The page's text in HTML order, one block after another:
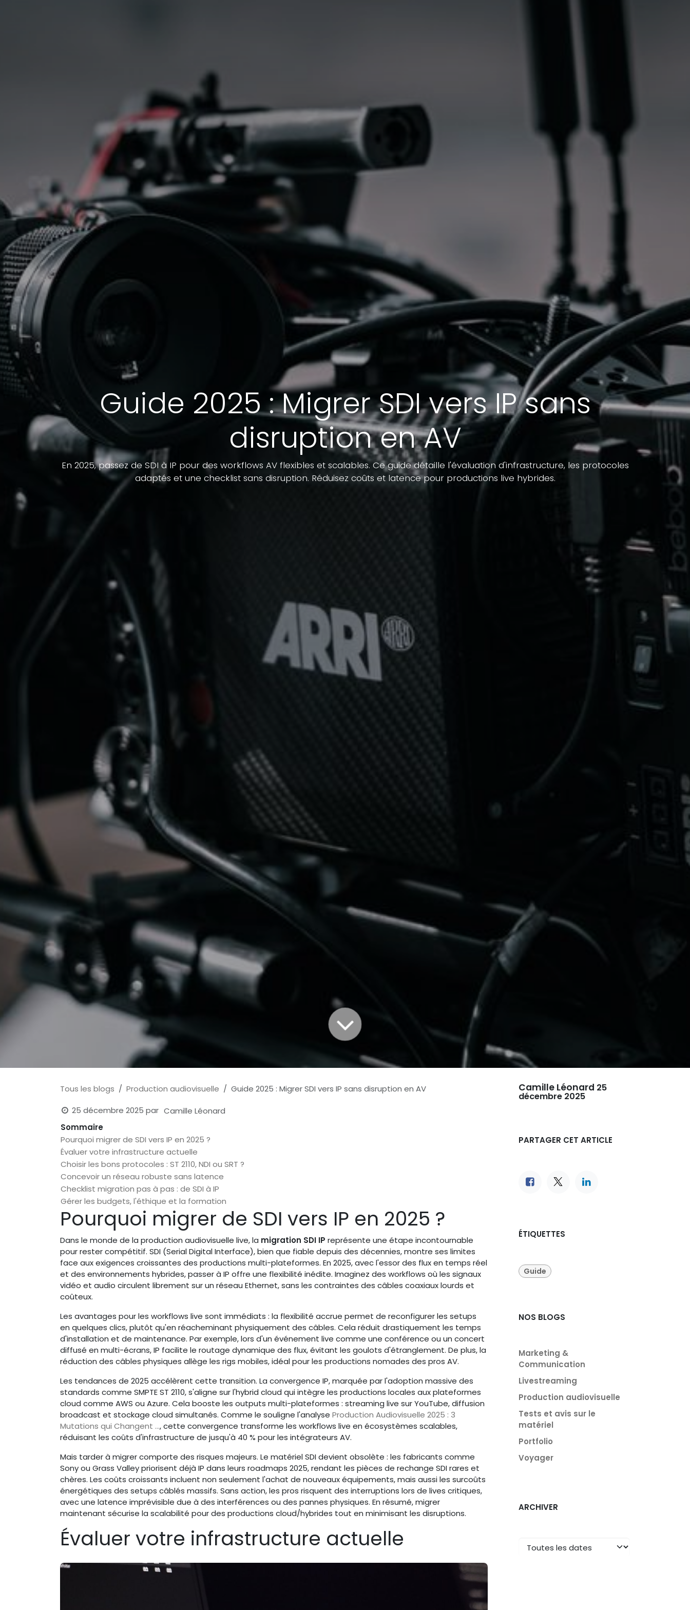
Guide 2025 : Migrer SDI vers IP sans
disruption en AV
En 2025, passez de SDI à IP pour des workflows AV flexibles et scalables. Ce guide détaille l'évaluation d'infrastructure, les protocoles
adaptés et une checklist sans disruption. Réduisez coûts et latence pour productions live hybrides.
Tous les blogs Production audiovisuelle
Guide 2025 : Migrer SDI vers IP sans disruption en AV
25 décembre 2025 par Camille Léonard
Sommaire
Pourquoi migrer de SDI vers IP en 2025 ?
Évaluer votre infrastructure actuelle
Choisir les bons protocoles : ST 2110, NDI ou SRT ?
Concevoir un réseau robuste sans latence
Checklist migration pas à pas : de SDI à IP
Gérer les budgets, l'éthique et la formation
Pourquoi migrer de SDI vers IP en 2025 ?
Dans le monde de la production audiovisuelle live, la migration SDI IP représente une étape incontournable
pour rester compétitif. SDI (Serial Digital Interface), bien que fiable depuis des décennies, montre ses limites
face aux exigences croissantes des productions multi-plateformes. En 2025, avec l'essor des flux en temps réel
et des environnements hybrides, passer à IP offre une flexibilité inédite. Imaginez des workflows où les signaux
vidéo et audio circulent librement sur un réseau Ethernet, sans les contraintes des câbles coaxiaux lourds et
coûteux.
Les avantages pour les workflows live sont immédiats : la flexibilité accrue permet de reconfigurer les setups
en quelques clics, plutôt qu'en réacheminant physiquement des câbles. Cela réduit drastiquement les temps
d'installation et de maintenance. Par exemple, lors d'un événement live comme une conférence ou un concert
diffusé en multi-écrans, IP facilite le routage dynamique des flux, évitant les goulots d'étranglement. De plus, la
réduction des câbles physiques allège les rigs mobiles, idéal pour les productions nomades des pros AV.
Les tendances de 2025 accélèrent cette transition. La convergence IP, marquée par l'adoption massive des
standards comme SMPTE ST 2110, s'aligne sur l'hybrid cloud qui intègre les productions locales aux plateformes
cloud comme AWS ou Azure. Cela booste les outputs multi-plateformes : streaming live sur YouTube, diffusion
broadcast et stockage cloud simultanés. Comme le souligne l'analyse Production Audiovisuelle 2025 : 3
Mutations qui Changent ..., cette convergence transforme les workflows live en écosystèmes scalables,
réduisant les coûts d'infrastructure de jusqu'à 40 % pour les intégrateurs AV.
Mais tarder à migrer comporte des risques majeurs. Le matériel SDI devient obsolète : les fabricants comme
Sony ou Grass Valley priorisent déjà IP dans leurs roadmaps 2025, rendant les pièces de rechange SDI rares et
chères. Les coûts croissants incluent non seulement l'achat de nouveaux équipements, mais aussi les surcoûts
énergétiques des setups câblés massifs. Sans action, les pros risquent des interruptions lors de lives critiques,
avec une latence imprévisible due à des interférences ou des pannes physiques. En résumé, migrer
maintenant sécurise la scalabilité pour des productions cloud/hybrides tout en minimisant les disruptions.
Évaluer votre infrastructure actuelle
Camille Léonard 25
décembre 2025
PARTAGER CET ARTICLE
ÉTIQUETTES
Guide
NOS BLOGS
Marketing &
Communication
Livestreaming
Production audiovisuelle
Tests et avis sur le
matériel
Portfolio
Voyager
ARCHIVER